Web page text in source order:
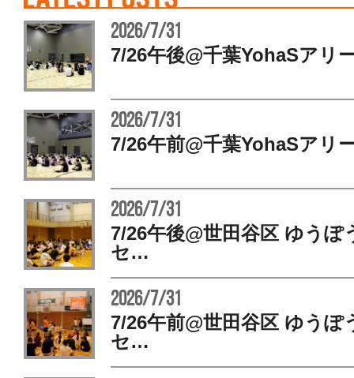
2026/7/31
7/26午後@千葉YohaSア
2026/7/31
7/26午前@千葉YohaSア
2026/7/31
7/26午後@世田谷区 ゆうぽ
セ…
2026/7/31
7/26午前@世田谷区 ゆうぽ
セ…